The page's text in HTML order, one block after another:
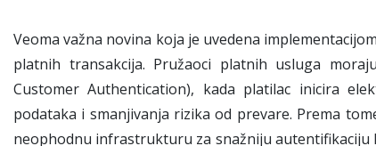
Veoma važna novina koja je uvedena
platnih transakcija. Pružaoci platnih usluga
Customer Authentication), kada platilac inicira
podataka i smanjivanja rizika od prevare. Prema
neophodnu infrastrukturu za snažniju autentifikaciju